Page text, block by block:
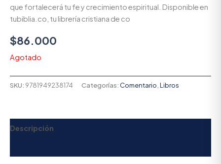
que fortalecerá tu fe y crecimiento espiritual. Disponible en
tubiblia.co, tu librería cristiana de co
$86.000
Agotado
SKU: 9781949238174 Categorías: Comentario Libros
Descripción